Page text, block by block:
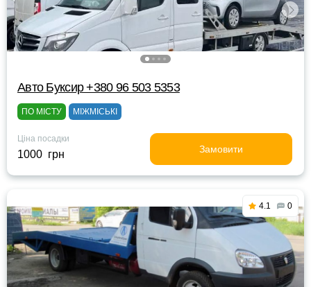
Авто Буксир +380 96 503 5353
ПО МІСТУ МІЖМІСЬКІ
Ціна посадки
1000 грн Замовити
4.1 0